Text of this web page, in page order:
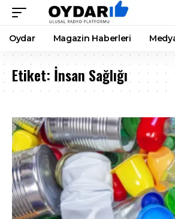
Oydar Magazin Haberleri
Etiket: İnsan Sağlığı